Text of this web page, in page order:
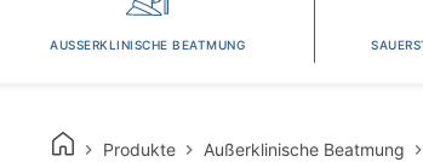
AUSSERKLINISCHE BEATMUNG
Produkte Außerklinische Beatmung